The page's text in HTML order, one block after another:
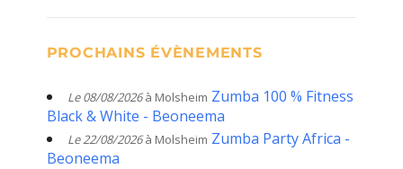
PROCHAINS ÉVÈNEMENTS
Le 08/08/2026à Molsheim Zumba 100 % Fitness
Black & White - Beoneema
Le 22/08/2026à Molsheim Zumba Party Africa -
Beoneema